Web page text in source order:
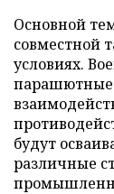
Основной
совместной
условиях.
парашютные
будут
различные